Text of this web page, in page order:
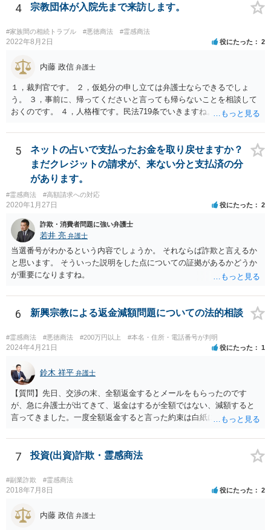
4 宗教団体が入院先まで来訪します。
#家族間の相続トラブル #悪徳商法 #霊感商法
2022年8月2日 役にたった 2
内藤 政信 弁護士
１，裁判官です。 ２，仮処分の申し立ては弁護士ならできるでしょ
う。 ３，事前に、帰ってくださいと言っても帰らないことを相談して
おくのです。 ４，人格権です。民法719条でいきますね。 これでおわ
5
ネットの占いで支払ったお金を取り戻せますか？
まだクレジットの請求が、来ない分と支払済の分
があります。
#霊感商法 #高額請求への対応
2020年1月27日 役にたった 2
詐欺・消費者問題に強い弁護士
若井 亮 弁護士
当選番号がわかるという内容でしょうか。 それならば詐欺と言えるか
と思います。 そういった説明をした点についての証拠があるかどうか
が重要になりますね。
6 新興宗教による返金減額問題についての法的相談
#霊感商法 #悪徳商法 #200万円以上 #本名・住所・電話番号が判明
2024年4月21日 役にたった 1
鈴木 祥平 弁護士
【質問】先日、交渉の末、全額返金するとメールをもらったのです
が、急に弁護士が出てきて、返金はするが全額ではない、減額すると
言ってきました。一度全額返金すると言った約束は白紙に戻ってしま
答】弁護士が出てくることによって、当初言っていたことが覆るとい
うことは、よくあることであると思います。最終的な合意が締結され
は自由にすることができます。 法的に返金を求める請求が可能である
のかについては、お金を出した経緯などをもう少し詳細に弁護士にヒ
と思います。
7 投資(出資)詐欺・霊感商法
#副業詐欺 #霊感商法
2018年7月8日 役にたった 2
内藤 政信 弁護士